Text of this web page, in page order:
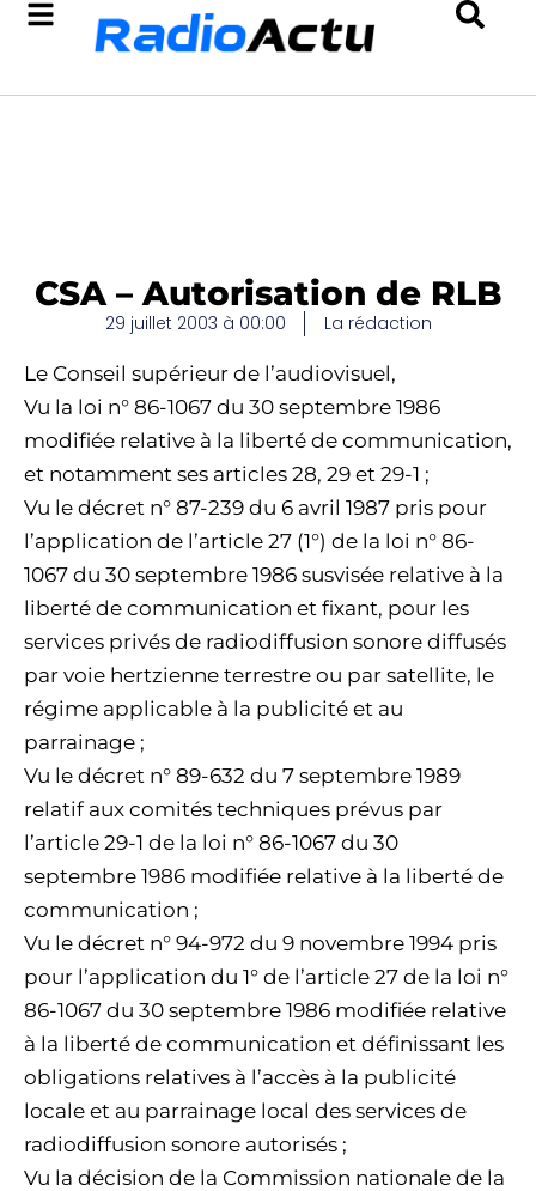
CSA – Autorisation de RLB
29 juillet 2003 à 00:00 La rédaction
Le Conseil supérieur de l’audiovisuel,
Vu la loi n° 86-1067 du 30 septembre 1986
modifiée relative à la liberté de communication,
et notamment ses articles 28, 29 et 29-1 ;
Vu le décret n° 87-239 du 6 avril 1987 pris pour
l’application de l’article 27 (1°) de la loi n° 86-
1067 du 30 septembre 1986 susvisée relative à la
liberté de communication et fixant, pour les
services privés de radiodiffusion sonore diffusés
par voie hertzienne terrestre ou par satellite, le
régime applicable à la publicité et au
parrainage ;
Vu le décret n° 89-632 du 7 septembre 1989
relatif aux comités techniques prévus par
l’article 29-1 de la loi n° 86-1067 du 30
septembre 1986 modifiée relative à la liberté de
communication ;
Vu le décret n° 94-972 du 9 novembre 1994 pris
pour l’application du 1° de l’article 27 de la loi n°
86-1067 du 30 septembre 1986 modifiée relative
à la liberté de communication et définissant les
obligations relatives à l’accès à la publicité
locale et au parrainage local des services de
radiodiffusion sonore autorisés ;
Vu la décision de la Commission nationale de la